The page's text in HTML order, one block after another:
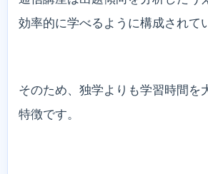
効率的に学べるように構成されて
そのため、独学よりも学習時間を
特徴です。